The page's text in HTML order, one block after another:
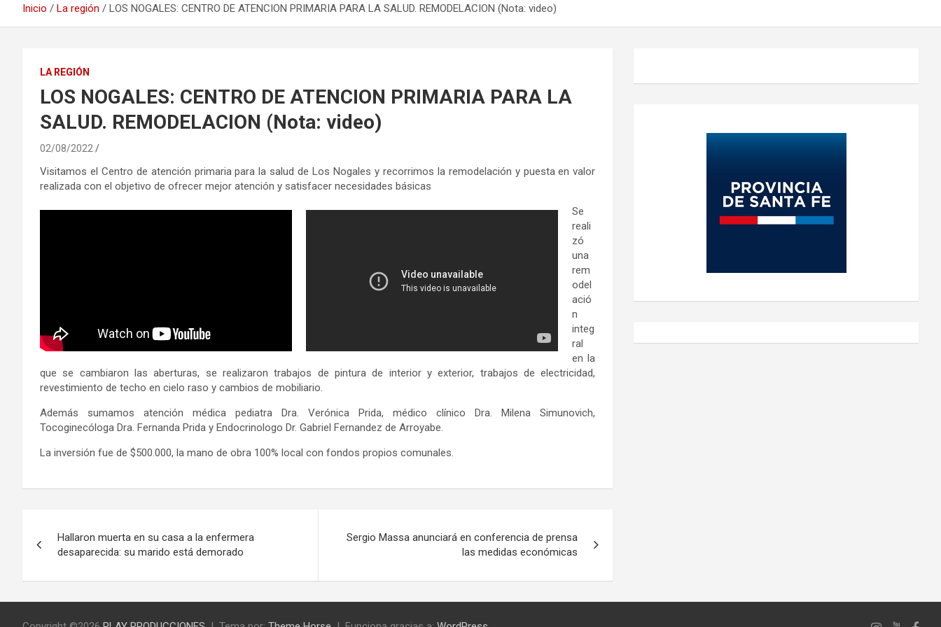
Inicio La región LOS NOGALES: CENTRO DE ATENCION PRIMARIA PARA LA SALUD. REMODELACION (Nota: video)
LA REGIÓN
LOS NOGALES: CENTRO DE ATENCION PRIMARIA PARA LA
SALUD. REMODELACION (Nota: video)
02/08/2022
Visitamos el Centro de atención primaria para la salud de Los Nogales y recorrimos la remodelación y puesta en valor
realizada con el objetivo de ofrecer mejor atención y satisfacer necesidades básicas
Se
reali
zó
una
rem
odel
ació
n
integ
ral
en la
que se cambiaron las aberturas, se realizaron trabajos de pintura de interior y exterior, trabajos de electricidad,
revestimiento de techo en cielo raso y cambios de mobiliario.
Además sumamos atención médica pediatra Dra. Verónica Prida, médico clínico Dra. Milena Simunovich,
Tocoginecóloga Dra. Fernanda Prida y Endocrinologo Dr. Gabriel Fernandez de Arroyabe.
La inversión fue de $500.000, la mano de obra 100% local con fondos propios comunales.
de
entradas
Hallaron muerta en su casa a la enfermera
desaparecida: su marido está demorado
Sergio Massa anunciará en conferencia de prensa
las medidas económicas